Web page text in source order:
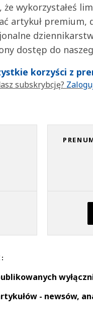
wykorzystałeś
artykuł premium,
dostęp do
korzyści z
subskrybcję?
- newsów,